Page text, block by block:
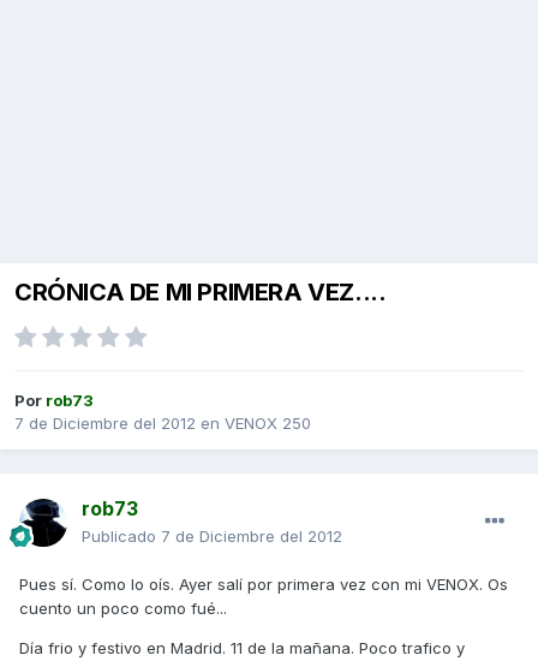
CRÓNICA DE MI PRIMERA VEZ....
Por rob73
7 de Diciembre del 2012 en VENOX 250
rob73
Publicado 7 de Diciembre del 2012
Pues sí. Como lo oís. Ayer salí por primera vez con mi VENOX. Os
cuento un poco como fué...
Día frio y festivo en Madrid. 11 de la mañana. Poco trafico y